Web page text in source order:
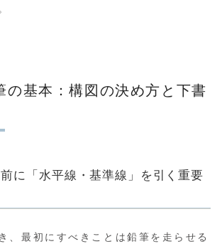
の基本：構図の決め方と下書
に「水平線・基準線」を引く重要
、最初にすべきことは鉛筆を走らせる